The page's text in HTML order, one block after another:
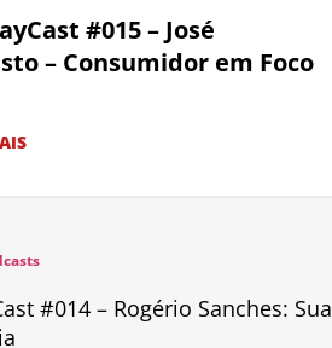
#015 – José
– Consumidor em Foco
#014 – Rogério Sanches: Sua